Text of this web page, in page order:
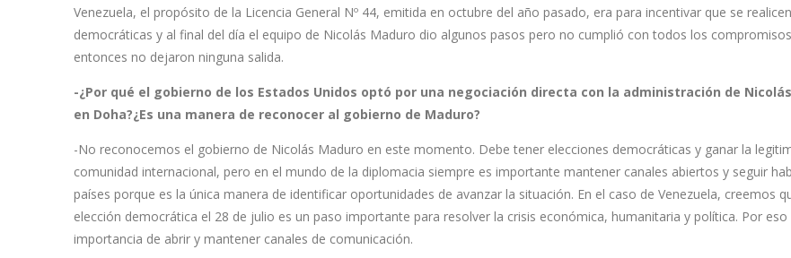
Venezuela, el propósito de la Licencia General Nº 44, emitida en octubre del año pasado, era para incentivar que se
democráticas y al final del día el equipo de Nicolás Maduro dio algunos pasos pero no cumplió con todos los
entonces no dejaron ninguna salida.
-¿Por qué el gobierno de los Estados Unidos optó por una negociación directa con la administración de
en Doha?¿Es una manera de reconocer al gobierno de Maduro?
-No reconocemos el gobierno de Nicolás Maduro en este momento. Debe tener elecciones democráticas y ganar la
comunidad internacional, pero en el mundo de la diplomacia siempre es importante mantener canales abiertos y seguir
países porque es la única manera de identificar oportunidades de avanzar la situación. En el caso de Venezuela, creemos
elección democrática el 28 de julio es un paso importante para resolver la crisis económica, humanitaria y política. Por eso
importancia de abrir y mantener canales de comunicación.